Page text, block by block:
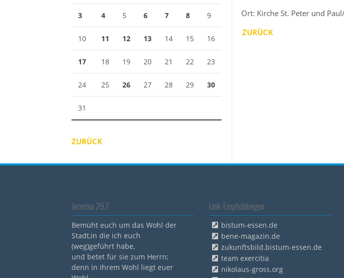
Ort: Kirche St. Peter und
ZURÜCK
3 4 5 6 7 8 9
10 11 12 13 14 15 16
17 18 19 20 21 22 23
24 25 26 27 28 29 30
31
ZURÜCK
Jeremia 29,7
Bemüht euch um das Wohl der
Stadt,in die ich euch
(weg)geführt habe,
und betet für sie zum Herrn;
denn in ihrem Wohl liegt euer
Link-Empfehlungen
bistum-essen.de
bene-magazin.de
zukunftsbild.bistum-essen.de
team exercitia
nikolaus-gross.org